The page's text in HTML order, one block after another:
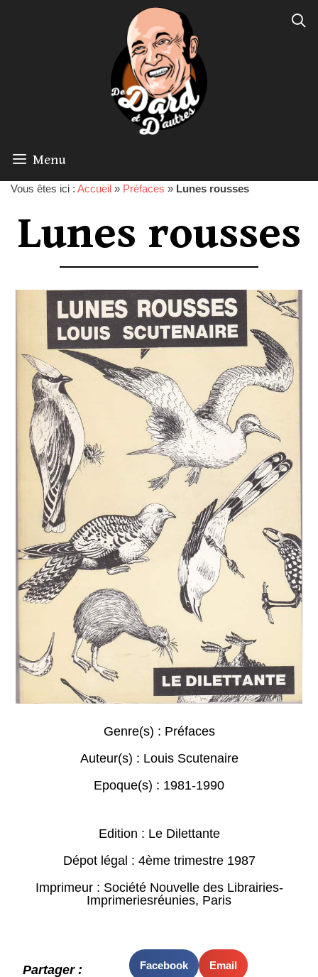
Menu
Vous êtes ici : Accueil » Préfaces » Lunes rousses
Lunes rousses
Genre(s) : Préfaces
Auteur(s) : Louis Scutenaire
Epoque(s) : 1981-1990
Edition : Le Dilettante
Dépot légal : 4ème trimestre 1987
Imprimeur : Société Nouvelle des Librairies-
Imprimeriesréunies, Paris
Partager : Facebook Email